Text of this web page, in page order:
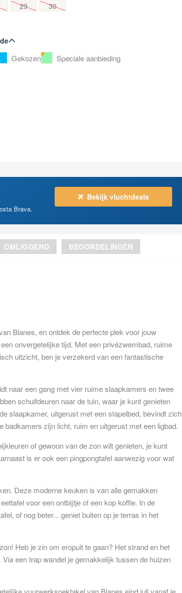
29 30
Gekozen Speciale aanbieding
Brava.
Bekijk vluchtdeals
OMLIGGEND BEOORDELINGEN
Blanes, en ontdek de perfecte plek voor jouw
onvergetelijke tijd. Met een privézwembad, ruime
uitzicht, ben je verzekerd van een fantastische
naar een gang met vier ruime slaapkamers en twee
schuifdeuren naar de tuin, waar je kunt genieten
slaapkamer, uitgerust met een stapelbed, bevindt zich
zijn licht, ruim en uitgerust met een ligbad.
of gewoon van de zon wilt genieten, je kunt
is er ook een pingpongtafel aanwezig voor wat
Deze moderne keuken is van alle gemakken
voor een ontbijtje of een kop koffie. In de
of nog beter... geniet buiten op je terras in het
Heb je zin om eropuit te gaan? Het strand en het
een trap wandel je gemakkelijk tussen de huizen